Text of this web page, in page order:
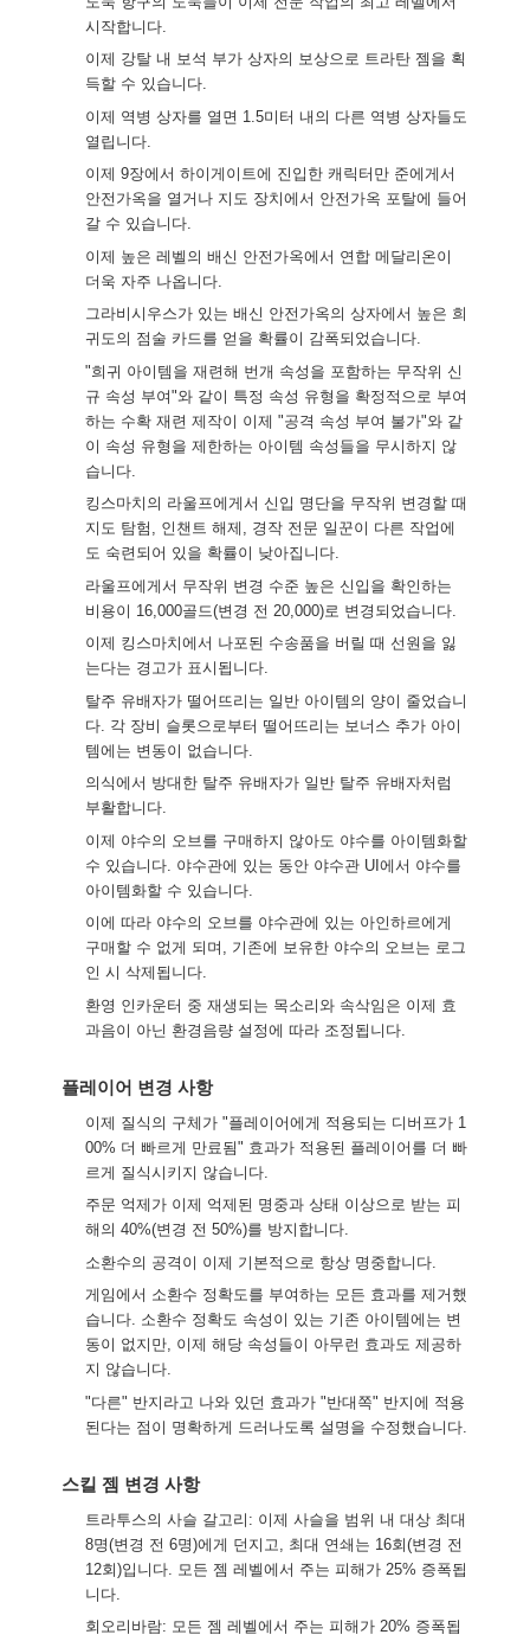
시작합니다.
이제 강탈 내 보석 부가 상자의 보상으로 트라탄 젬을 획
득할 수 있습니다.
이제 역병 상자를 열면 1.5미터 내의 다른 역병 상자들도
열립니다.
이제 9장에서 하이게이트에 진입한 캐릭터만 준에게서
안전가옥을 열거나 지도 장치에서 안전가옥 포탈에 들어
갈 수 있습니다.
이제 높은 레벨의 배신 안전가옥에서 연합 메달리온이
더욱 자주 나옵니다.
그라비시우스가 있는 배신 안전가옥의 상자에서 높은 희
귀도의 점술 카드를 얻을 확률이 감폭되었습니다.
"희귀 아이템을 재련해 번개 속성을 포함하는 무작위 신
규 속성 부여"와 같이 특정 속성 유형을 확정적으로 부여
하는 수확 재련 제작이 이제 "공격 속성 부여 불가"와 같
이 속성 유형을 제한하는 아이템 속성들을 무시하지 않
습니다.
킹스마치의 라울프에게서 신입 명단을 무작위 변경할 때
지도 탐험, 인챈트 해제, 경작 전문 일꾼이 다른 작업에
도 숙련되어 있을 확률이 낮아집니다.
라울프에게서 무작위 변경 수준 높은 신입을 확인하는
비용이 16,000골드(변경 전 20,000)로 변경되었습니다.
이제 킹스마치에서 나포된 수송품을 버릴 때 선원을 잃
는다는 경고가 표시됩니다.
탈주 유배자가 떨어뜨리는 일반 아이템의 양이 줄었습니
다. 각 장비 슬롯으로부터 떨어뜨리는 보너스 추가 아이
템에는 변동이 없습니다.
의식에서 방대한 탈주 유배자가 일반 탈주 유배자처럼
부활합니다.
이제 야수의 오브를 구매하지 않아도 야수를 아이템화할
수 있습니다. 야수관에 있는 동안 야수관 UI에서 야수를
아이템화할 수 있습니다.
이에 따라 야수의 오브를 야수관에 있는 아인하르에게
구매할 수 없게 되며, 기존에 보유한 야수의 오브는 로그
인 시 삭제됩니다.
환영 인카운터 중 재생되는 목소리와 속삭임은 이제 효
과음이 아닌 환경음량 설정에 따라 조정됩니다.
플레이어 변경 사항
이제 질식의 구체가 "플레이어에게 적용되는 디버프가 1
00% 더 빠르게 만료됨" 효과가 적용된 플레이어를 더 빠
르게 질식시키지 않습니다.
주문 억제가 이제 억제된 명중과 상태 이상으로 받는 피
해의 40%(변경 전 50%)를 방지합니다.
소환수의 공격이 이제 기본적으로 항상 명중합니다.
게임에서 소환수 정확도를 부여하는 모든 효과를 제거했
습니다. 소환수 정확도 속성이 있는 기존 아이템에는 변
동이 없지만, 이제 해당 속성들이 아무런 효과도 제공하
지 않습니다.
"다른" 반지라고 나와 있던 효과가 "반대쪽" 반지에 적용
된다는 점이 명확하게 드러나도록 설명을 수정했습니다.
스킬 젬 변경 사항
트라투스의 사슬 갈고리: 이제 사슬을 범위 내 대상 최대
8명(변경 전 6명)에게 던지고, 최대 연쇄는 16회(변경 전
12회)입니다. 모든 젬 레벨에서 주는 피해가 25% 증폭됩
니다.
회오리바람: 모든 젬 레벨에서 주는 피해가 20% 증폭됩